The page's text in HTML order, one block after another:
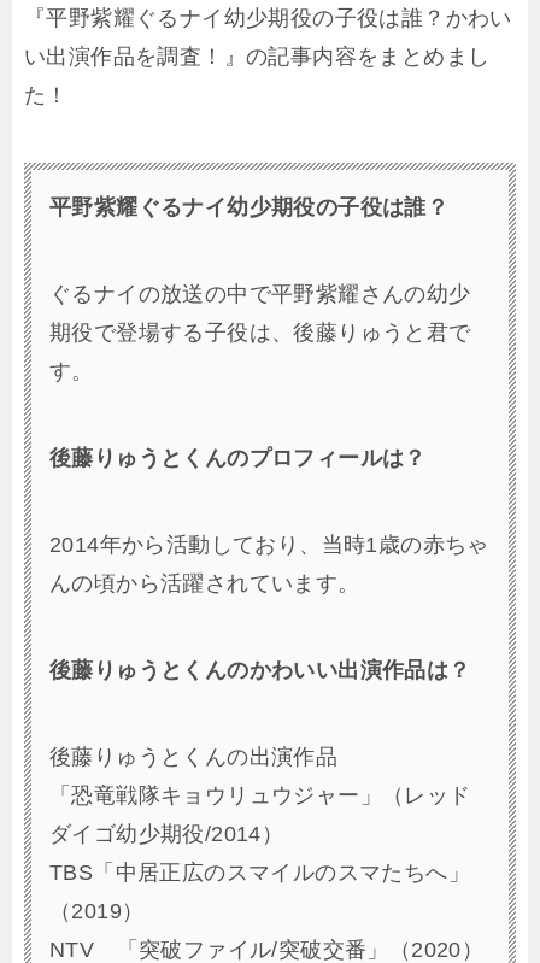
『平野紫耀ぐるナイ幼少期役の子役は誰？かわい
い出演作品を調査！』の記事内容をまとめまし
た！
平野紫耀ぐるナイ幼少期役の子役は誰？
ぐるナイの放送の中で平野紫耀さんの幼少
期役で登場する子役は、後藤りゅうと君で
す。
後藤りゅうとくんのプロフィールは？
2014年から活動しており、当時1歳の赤ちゃ
んの頃から活躍されています。
後藤りゅうとくんのかわいい出演作品は？
後藤りゅうとくんの出演作品
「恐竜戦隊キョウリュウジャー」（レッド
ダイゴ幼少期役/2014）
TBS「中居正広のスマイルのスマたちへ」
（2019）
NTV 「突破ファイル/突破交番」（2020）